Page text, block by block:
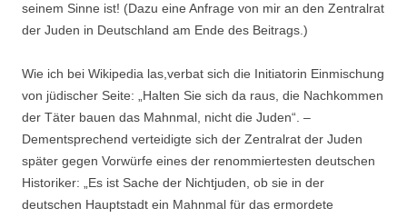
seinem Sinne ist! (Dazu eine Anfrage von mir an den Zentralrat
der Juden in Deutschland am Ende des Beitrags.)
Wie ich bei Wikipedia las,verbat sich die Initiatorin Einmischung
von jüdischer Seite: „Halten Sie sich da raus, die Nachkommen
der Täter bauen das Mahnmal, nicht die Juden“. –
Dementsprechend verteidigte sich der Zentralrat der Juden
später gegen Vorwürfe eines der renommiertesten deutschen
Historiker: „Es ist Sache der Nichtjuden, ob sie in der
deutschen Hauptstadt ein Mahnmal für das ermordete